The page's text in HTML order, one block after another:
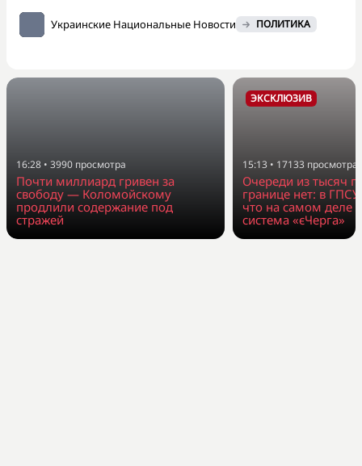
Украинские Национальные Новости ПОЛИТИКА
16:28 • 3990 просмотра
Почти миллиард гривен за
свободу — Коломойскому
продлили содержание под
стражей
ЭКСКЛЮЗИВ
15:13 • 17133 просмотра
Очереди из тысяч
границе нет: в
что на самом деле
система «єЧерга»